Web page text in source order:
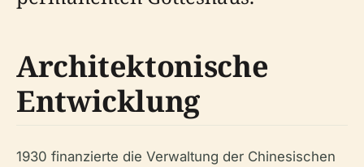
Architektonische
Entwicklung
1930 finanzierte die Verwaltung der Chinesischen